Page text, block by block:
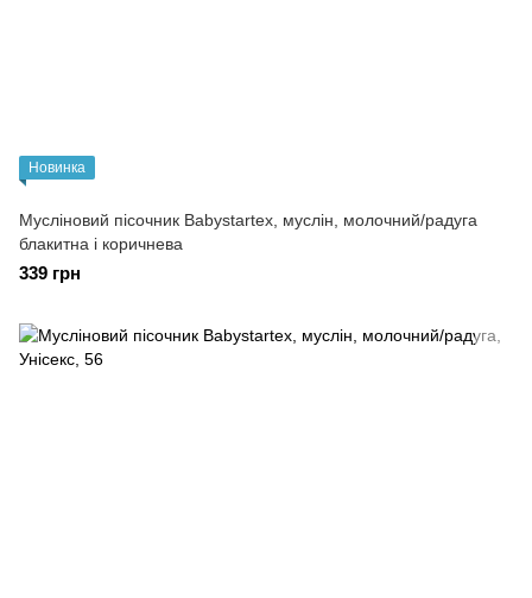
Новинка
Мусліновий пісочник Babystartex, муслін, молочний/радуга
блакитна і коричнева
339 грн